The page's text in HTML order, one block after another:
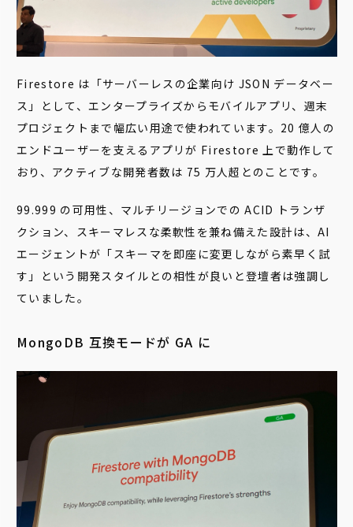
Firestore は「サーバーレスの企業向け JSON データベー
ス」として、エンタープライズからモバイルアプリ、週末
プロジェクトまで幅広い用途で使われています。20 億人の
エンドユーザーを支えるアプリが Firestore 上で動作して
おり、アクティブな開発者数は 75 万人超とのことです。
99.999 の可用性、マルチリージョンでの ACID トランザ
クション、スキーマレスな柔軟性を兼ね備えた設計は、AI
エージェントが「スキーマを即座に変更しながら素早く試
す」という開発スタイルとの相性が良いと登壇者は強調し
ていました。
MongoDB 互換モードが GA に